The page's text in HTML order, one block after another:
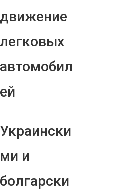
движение
легковых
автомобил
ей
Украински
ми и
болгарски